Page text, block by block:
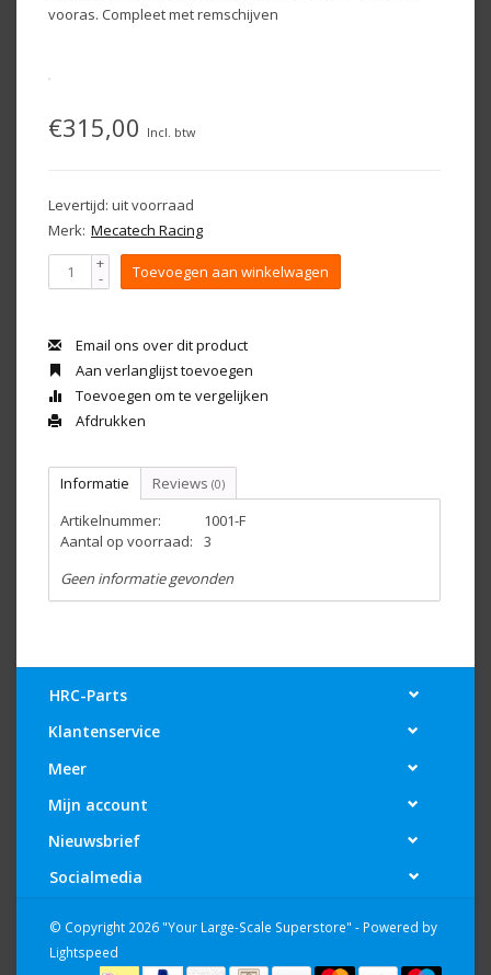
vooras. Compleet met remschijven
€315,00 Incl. btw
Levertijd: uit voorraad
Merk: Mecatech Racing
+
- Toevoegen aan winkelwagen
Email ons over dit product
Aan verlanglijst toevoegen
Toevoegen om te vergelijken
Afdrukken
Informatie Reviews (0)
Artikelnummer:
1001-F
Aantal op voorraad:
3
Geen informatie gevonden
HRC-Parts
Klantenservice
Meer
Mijn account
Nieuwsbrief
Socialmedia
© Copyright 2026 "Your Large-Scale Superstore" - Powered by
Lightspeed